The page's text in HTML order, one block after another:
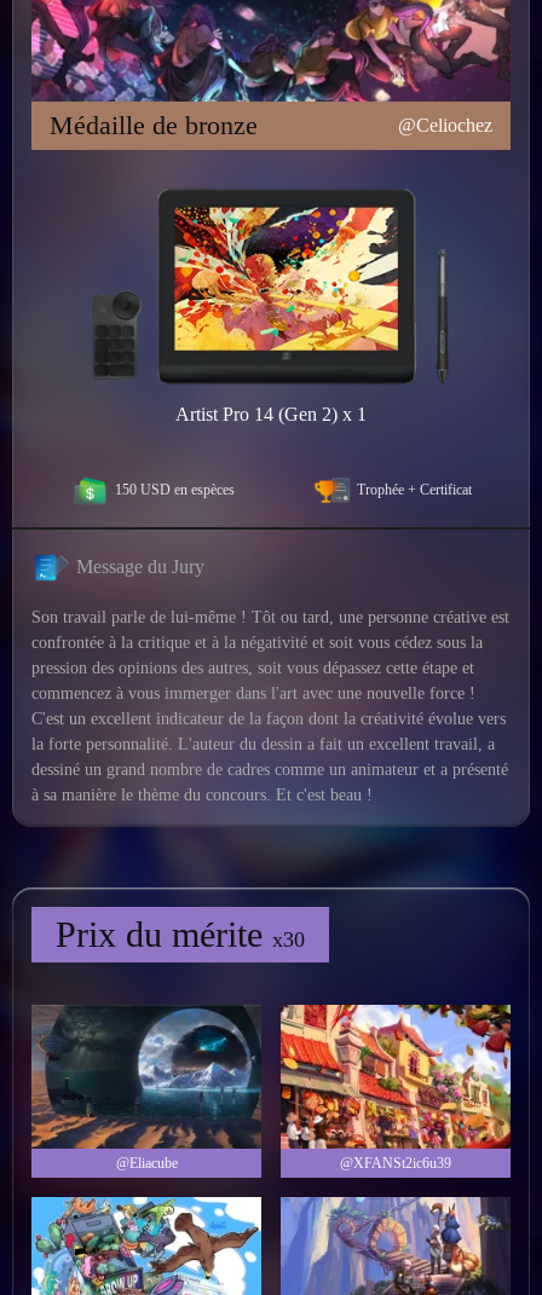
Médaille de bronze @Celiochez
Artist Pro 14 (Gen 2) x 1
150 USD en espèces Trophée + Certificat
Message du Jury
Son travail parle de lui-même ! Tôt ou tard, une personne créative est
confrontée à la critique et à la négativité et soit vous cédez sous la
pression des opinions des autres, soit vous dépassez cette étape et
commencez à vous immerger dans l'art avec une nouvelle force !
C'est un excellent indicateur de la façon dont la créativité évolue vers
la forte personnalité. L'auteur du dessin a fait un excellent travail, a
dessiné un grand nombre de cadres comme un animateur et a présenté
à sa manière le thème du concours. Et c'est beau !
Prix du mérite x30
@Eliacube @XFANSt2ic6u39